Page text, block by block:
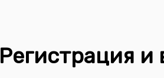
Регистрация и